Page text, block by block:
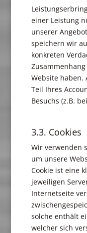
einer Leistung
unserer
speichern wir
konkreten
Website haben.
Teil Ihres
Besuchs (z.B.
3.3. Cookies
Wir verwenden
um unsere
Cookie ist eine
jeweiligen
Internetseite
solche enthält
welcher sich